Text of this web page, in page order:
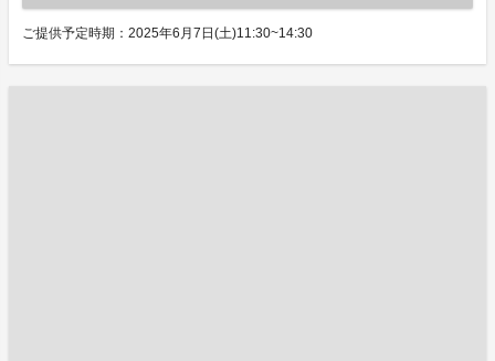
ご提供予定時期：2025年6月7日(土)11:30~14:30